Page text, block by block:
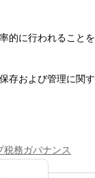
的に行われることを
存および管理に関す
税務ガバナンス